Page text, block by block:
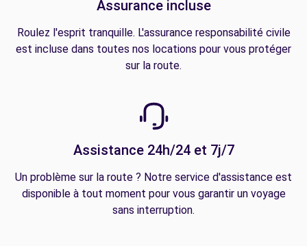
Assurance incluse
Roulez l'esprit tranquille. L'assurance responsabilité civile
est incluse dans toutes nos locations pour vous protéger
sur la route.
Assistance 24h/24 et 7j/7
Un problème sur la route ? Notre service d'assistance est
disponible à tout moment pour vous garantir un voyage
sans interruption.